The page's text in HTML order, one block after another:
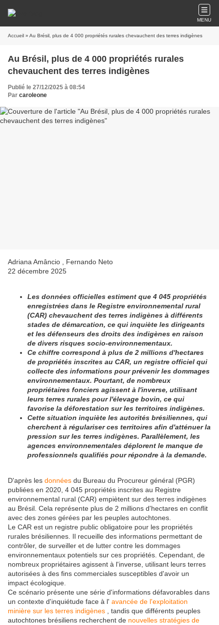
MENU
Accueil » Au Brésil, plus de 4 000 propriétés rurales chevauchent des terres indigènes
Au Brésil, plus de 4 000 propriétés rurales
chevauchent des terres indigènes
Publié le 27/12/2025 à 08:54
Par caroleone
Adriana Amâncio , Fernando Neto
22 décembre 2025
Les données officielles estiment que 4 045 propriétés
enregistrées dans le Registre environnemental rural
(CAR) chevauchent des terres indigènes à différents
stades de démarcation, ce qui inquiète les dirigeants
et les défenseurs des droits des indigènes en raison
de divers risques socio-environnementaux.
Ce chiffre correspond à plus de 2 millions d'hectares
de propriétés inscrites au CAR, un registre officiel qui
collecte des informations pour prévenir les dommages
environnementaux. Pourtant, de nombreux
propriétaires fonciers agissent à l'inverse, utilisant
leurs terres rurales pour l'élevage bovin, ce qui
favorise la déforestation sur les territoires indigènes.
Cette situation inquiète les autorités brésiliennes, qui
cherchent à régulariser ces territoires afin d'atténuer la
pression sur les terres indigènes. Parallèlement, les
agences environnementales déplorent le manque de
professionnels qualifiés pour répondre à la demande.
D'après les données du Bureau du Procureur général (PGR)
publiées en 2020, 4 045 propriétés inscrites au Registre
environnemental rural (CAR) empiètent sur des terres indigènes
au Brésil. Cela représente plus de 2 millions d'hectares en conflit
avec des zones gérées par les peuples autochtones.
Le CAR est un registre public obligatoire pour les propriétés
rurales brésiliennes. Il recueille des informations permettant de
contrôler, de surveiller et de lutter contre les dommages
environnementaux potentiels sur ces propriétés. Cependant, de
nombreux propriétaires agissent à l'inverse, utilisant leurs terres
autorisées à des fins commerciales susceptibles d'avoir un
impact écologique.
Ce scénario présente une série d'informations défavorables dans
un contexte d'inquiétude face à l' avancée de l'exploitation
minière sur les terres indigènes , tandis que différents peuples
autochtones brésiliens recherchent de nouvelles stratégies de